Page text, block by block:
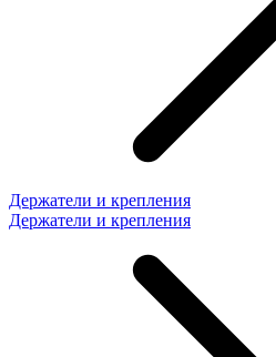
Держатели и крепления
Держатели и крепления